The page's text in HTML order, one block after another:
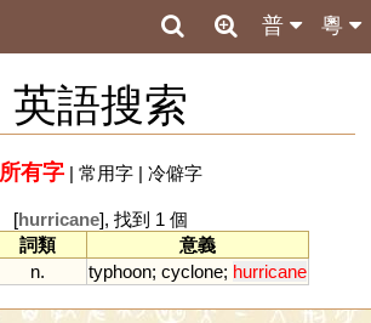
粵
普
英語搜索
所有字| 常用字| 冷僻字
[hurricane], 找到 1 個
詞類
意義
n. typhoon; cyclone; hurricane